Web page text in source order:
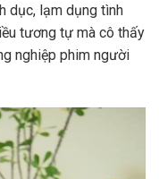
dục, lạm dụng tình
tương tự mà cô thấy
nghiệp phim người